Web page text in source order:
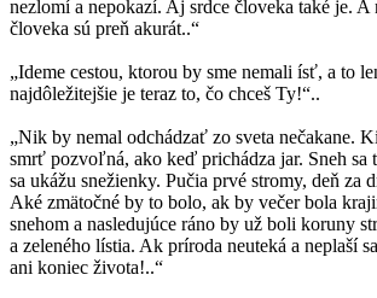
nezlomí a nepokazí. Aj srdce človeka také je.
človeka sú preň akurát..“
„Ideme cestou, ktorou by sme nemali ísť, a to
najdôležitejšie je teraz to, čo chceš Ty!“..
„Nik by nemal odchádzať zo sveta nečakane.
smrť pozvoľná, ako keď prichádza jar. Sneh sa
sa ukážu snežienky. Pučia prvé stromy, deň za
Aké zmätočné by to bolo, ak by večer bola
snehom a nasledujúce ráno by už boli koruny
a zeleného lístia. Ak príroda neuteká a neplaší
ani koniec života!..“